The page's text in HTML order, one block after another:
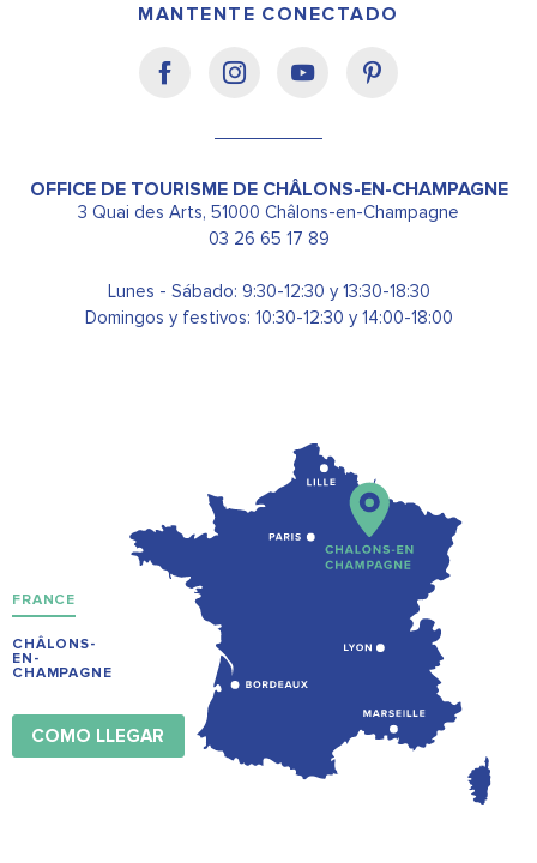
MANTENTE CONECTADO
OFFICE DE TOURISME DE CHÂLONS-EN-CHAMPAGNE
3 Quai des Arts, 51000 Châlons-en-Champagne
03 26 65 17 89
Lunes - Sábado: 9:30-12:30 y 13:30-18:30
Domingos y festivos: 10:30-12:30 y 14:00-18:00
FRANCE
CHÂLONS-
EN-
CHAMPAGNE
COMO LLEGAR